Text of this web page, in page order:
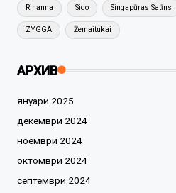
Rihanna Sido Singapūras Satīns
ZYGGA Žemaitukai
АРХИВ
януари 2025
декември 2024
ноември 2024
октомври 2024
септември 2024